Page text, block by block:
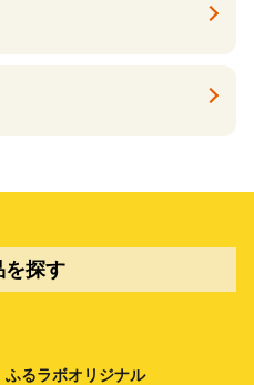
を探す
ふるラボオリジナル